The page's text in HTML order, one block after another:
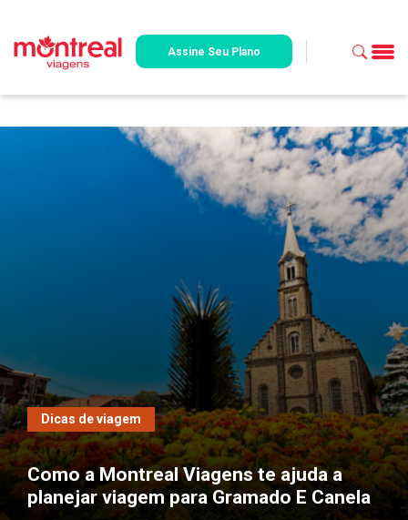
Assine Seu Plano
Dicas de viagem
Como a Montreal Viagens te ajuda a
planejar viagem para Gramado E Canela